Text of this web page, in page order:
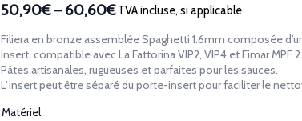
50,90€–60,60€
Plage
de
prix :
50,90€
à
60,60€
TVA incluse, si applicable
Filiera en bronze assemblée Spaghetti 1.6mm composée
insert, compatible avec La Fattorina VIP2, VIP4 et Fimar MPF
Pâtes artisanales, rugueuses et parfaites pour les sauces.
L’insert peut être séparé du porte-insert pour faciliter le
Matériel